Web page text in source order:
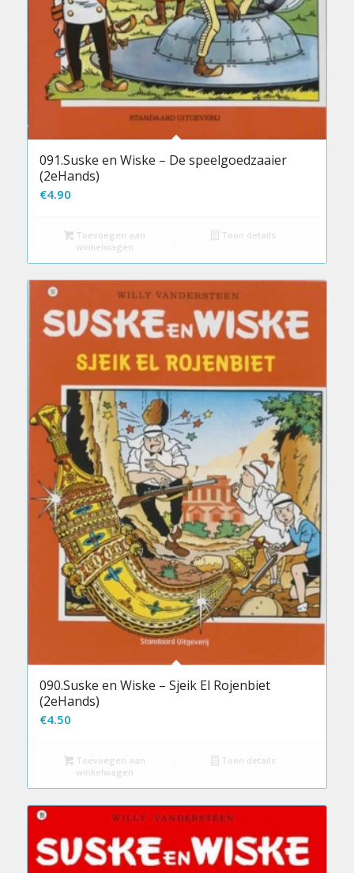
091.Suske en Wiske – De speelgoedzaaier
(2eHands)
€4.90
Toevoegen aan
winkelwagen
Toon details
090.Suske en Wiske – Sjeik El Rojenbiet
(2eHands)
€4.50
Toevoegen aan
winkelwagen
Toon details